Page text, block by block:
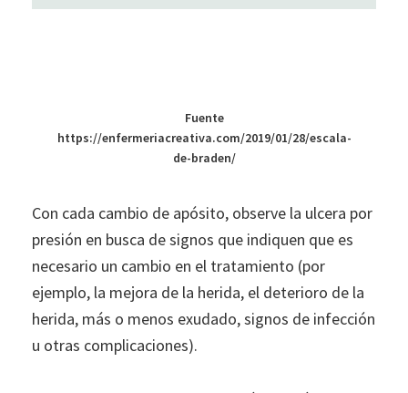
Fuente
https://enfermeriacreativa.com/2019/01/28/escala-
de-braden/
Con cada cambio de apósito, observe la ulcera por
presión en busca de signos que indiquen que es
necesario un cambio en el tratamiento (por
ejemplo, la mejora de la herida, el deterioro de la
herida, más o menos exudado, signos de infección
u otras complicaciones).